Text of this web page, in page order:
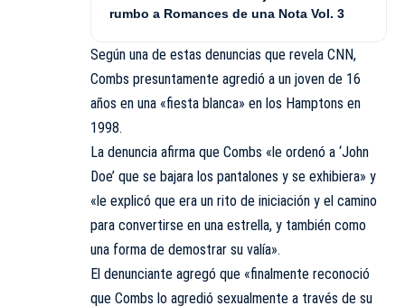
rumbo a Romances de una Nota Vol. 3
Según una de estas denuncias que revela CNN,
Combs presuntamente agredió a un joven de 16
años en una «fiesta blanca» en los Hamptons en
1998.
La denuncia afirma que Combs «le ordenó a ‘John
Doe’ que se bajara los pantalones y se exhibiera» y
«le explicó que era un rito de iniciación y el camino
para convertirse en una estrella, y también como
una forma de demostrar su valía».
El denunciante agregó que «finalmente reconoció
que Combs lo agredió sexualmente a través de su